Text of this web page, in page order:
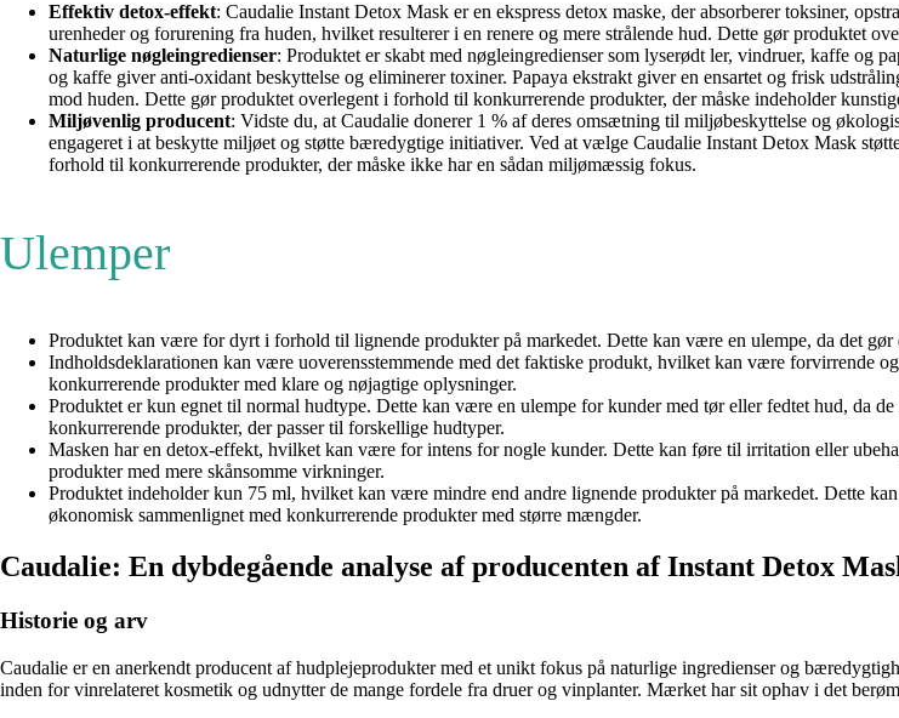
Effektiv detox-effekt: Caudalie Instant Detox Mask er en ekspress detox maske, der absorberer toksiner,
urenheder og forurening fra huden, hvilket resulterer i en renere og mere strålende hud. Dette gør produktet
Naturlige nøgleingredienser: Produktet er skabt med nøgleingredienser som lyserødt ler, vindruer, kaffe og
og kaffe giver anti-oxidant beskyttelse og eliminerer toxiner. Papaya ekstrakt giver en ensartet og frisk
mod huden. Dette gør produktet overlegent i forhold til konkurrerende produkter, der måske indeholder
Miljøvenlig producent: Vidste du, at Caudalie donerer 1 % af deres omsætning til miljøbeskyttelse og
engageret i at beskytte miljøet og støtte bæredygtige initiativer. Ved at vælge Caudalie Instant Detox Mask
forhold til konkurrerende produkter, der måske ikke har en sådan miljømæssig fokus.
Ulemper
Produktet kan være for dyrt i forhold til lignende produkter på markedet. Dette kan være en ulempe, da det
Indholdsdeklarationen kan være uoverensstemmende med det faktiske produkt, hvilket kan være forvirrende
konkurrerende produkter med klare og nøjagtige oplysninger.
Produktet er kun egnet til normal hudtype. Dette kan være en ulempe for kunder med tør eller fedtet hud, da
konkurrerende produkter, der passer til forskellige hudtyper.
Masken har en detox-effekt, hvilket kan være for intens for nogle kunder. Dette kan føre til irritation eller
produkter med mere skånsomme virkninger.
Produktet indeholder kun 75 ml, hvilket kan være mindre end andre lignende produkter på markedet. Dette
økonomisk sammenlignet med konkurrerende produkter med større mængder.
Caudalie: En dybdegående analyse af producenten af Instant Detox
Historie og arv
Caudalie er en anerkendt producent af hudplejeprodukter med et unikt fokus på naturlige ingredienser og
inden for vinrelateret kosmetik og udnytter de mange fordele fra druer og vinplanter. Mærket har sit ophav i det